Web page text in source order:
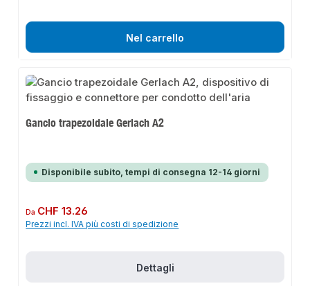
Nel carrello
Gancio trapezoidale Gerlach A2
Disponibile subito, tempi di consegna 12-14 giorni
Prezzo normale:
Da CHF 13.26
Prezzi incl. IVA più costi di spedizione
Dettagli